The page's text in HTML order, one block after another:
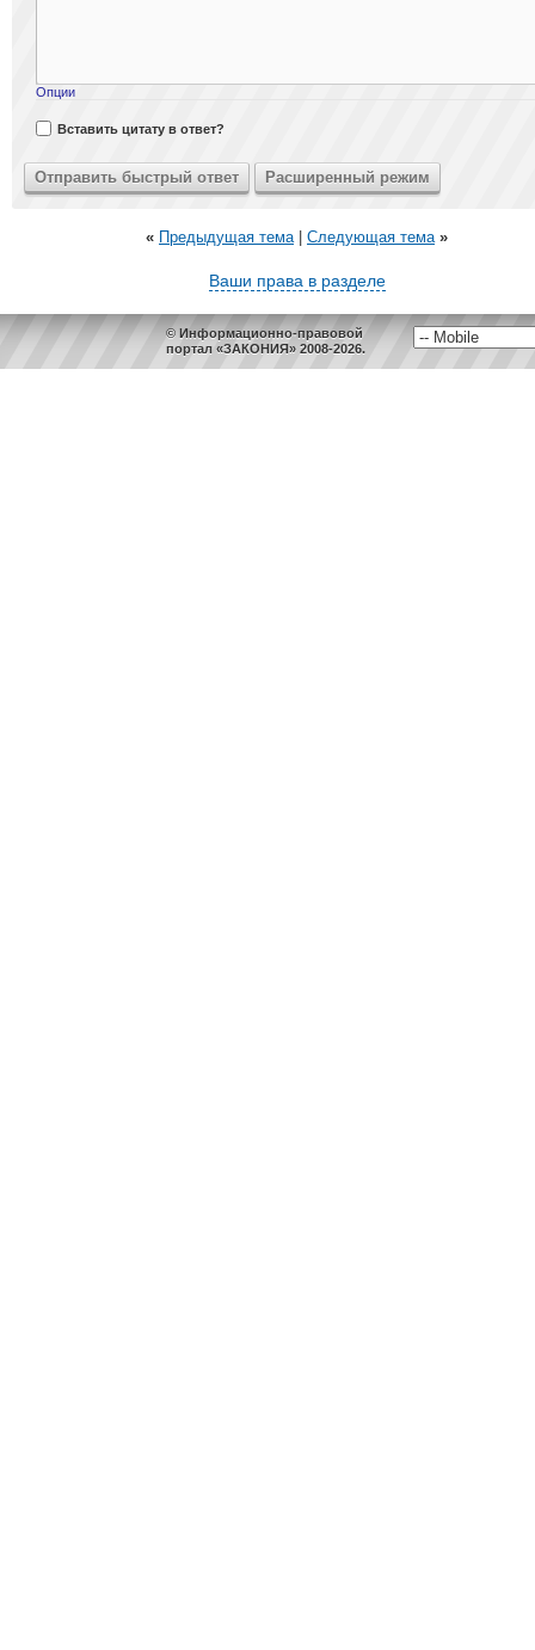
Опции
Вставить цитату в ответ?
« Предыдущая тема| Следующая тема »
Ваши права в разделе
© Информационно-правовой
портал «ЗАКОНИЯ» 2008-2026.